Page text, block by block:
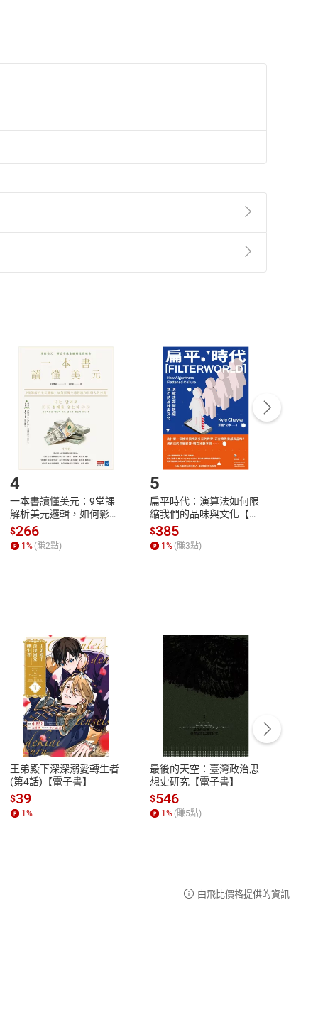
第2條第5款之規定，「非以有形媒介提供之數位
點選「瀏覽訂單明細」 「申請取消訂單/退
貨。
付款方式
Payment
完成訂單
Complete
號，下載書籍後看書
性
參
客服資訊
服務時間：週一到週五 10:00-12:00、
13:00-17:00 (國定假日及例假日休息)
客服電話：0080-1857077
4
一本書讀懂美元：9堂課
解析美元邏輯，如何影響
全球經濟和每個人的投資
【電子書】
$266
1% (賺2點)
5
扁平時代：演算法如何限
縮我們的品味與文化【電
子書】
$385
1% (賺3點)
王弟殿下深深溺愛轉生者
(第4話)【電子書】
$39
1%
最後的天空：臺灣政治思
想史研究【電子書】
$546
1% (賺5點)
由飛比價格提供的資訊